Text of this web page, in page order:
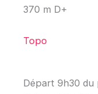
370 m D+
Topo
Départ 9h30 du